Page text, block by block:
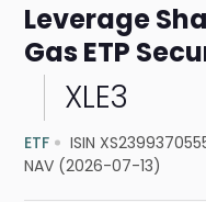
Leverage
Gas ETP
XLE3
ETF ISIN
NAV (2026-07-13)